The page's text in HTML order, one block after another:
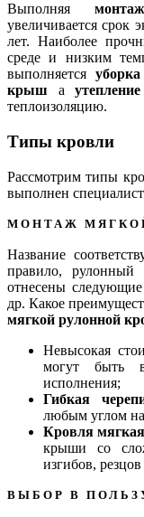
Выполняя
увеличивается срок
лет. Наиболее
среде и низким
выполняется
крыш а
теплоизоляцию.
Типы кровли
Рассмотрим типы
выполнен
МОНТАЖ
Название
правило,
отнесены
др. Какое
мягкой рулонной
Невысокая
могут быть
исполнения;
Гибкая
любым углом
Кровля
крыши со
изгибов,
ВЫБОР В